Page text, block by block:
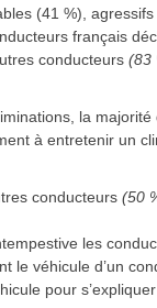
(41 %),
français
conducteurs (83
la majorité
à entretenir un
conducteurs (50
les
le véhicule d’un
pour